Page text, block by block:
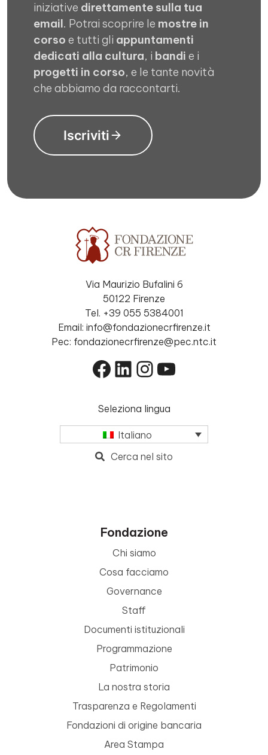
iniziative direttamente sulla tua
email. Potrai scoprire le mostre in
corso e tutti gli appuntamenti
dedicati alla cultura, i bandi e i
progetti in corso, e le tante novità
che abbiamo da raccontarti.
Iscriviti
Via Maurizio Bufalini 6
50122 Firenze
Tel. +39 055 5384001
Email: info@fondazionecrfirenze.it
Pec: fondazionecrfirenze@pec.ntc.it
Facebook
LinkedIn
Instagram
YouTube
Seleziona lingua
Italiano
Cerca nel sito
Fondazione
Chi siamo
Cosa facciamo
Governance
Staff
Documenti istituzionali
Programmazione
Patrimonio
La nostra storia
Trasparenza e Regolamenti
Fondazioni di origine bancaria
Area Stampa